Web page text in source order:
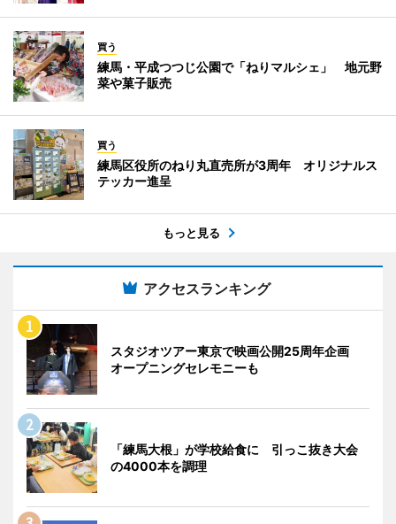
買う
練馬・平成つつじ公園で「ねりマルシェ」 地元野
菜や菓子販売
買う
練馬区役所のねり丸直売所が3周年 オリジナルス
テッカー進呈
もっと見る
アクセスランキング
スタジオツアー東京で映画公開25周年企画
オープニングセレモニーも
「練馬大根」が学校給食に 引っこ抜き大会
の4000本を調理